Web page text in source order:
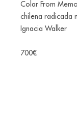
Colar From
chilena radicada
Ignacia Walker
700€